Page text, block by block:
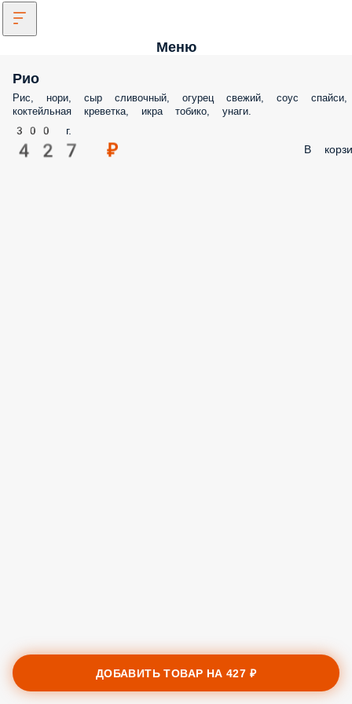
Меню
Рио
Рис, нори, сыр сливочный, огурец свежий, соус спайси, коктейльная
креветка, икра тобико, унаги.
300 г.
427 ₽ В
ДОБАВИТЬ ТОВАР НА427 ₽